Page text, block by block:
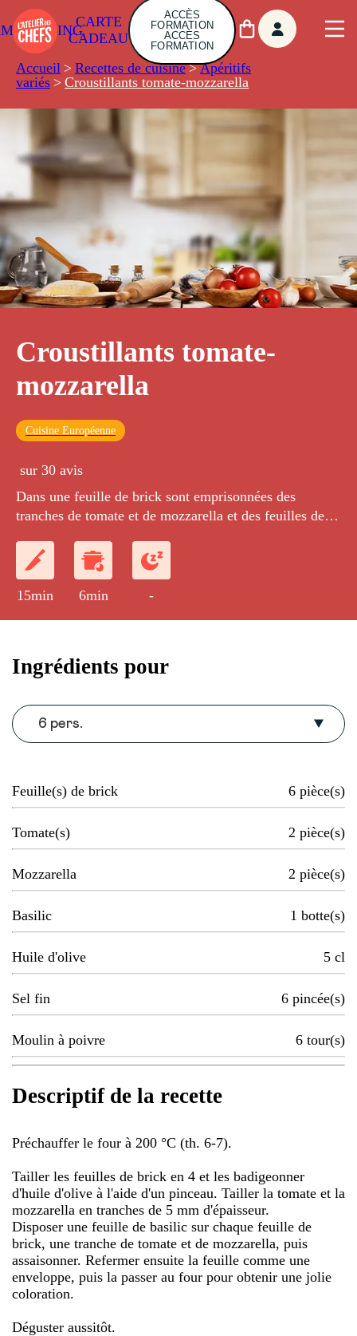
CARTE
CADEAU
ACCÈS
FORMATION
ACCÈS
FORMATION
Accueil > Recettes de cuisine > Apéritifs
variés > Croustillants tomate-mozzarella
Croustillants tomate-
mozzarella
Cuisine Européenne
sur 30 avis
Dans une feuille de brick sont emprisonnées des
tranches de tomate et de mozzarella et des feuilles de
15min 6min -
Ingrédients pour
6 pers.
Feuille(s) de brick 6 pièce(s)
Tomate(s) 2 pièce(s)
Mozzarella 2 pièce(s)
Basilic 1 botte(s)
Huile d'olive 5 cl
Sel fin 6 pincée(s)
Moulin à poivre 6 tour(s)
Descriptif de la recette
Préchauffer le four à 200 °C (th. 6-7).
Tailler les feuilles de brick en 4 et les badigeonner
d'huile d'olive à l'aide d'un pinceau. Tailler la tomate et la
mozzarella en tranches de 5 mm d'épaisseur.
Disposer une feuille de basilic sur chaque feuille de
brick, une tranche de tomate et de mozzarella, puis
assaisonner. Refermer ensuite la feuille comme une
enveloppe, puis la passer au four pour obtenir une jolie
coloration.
Déguster aussitôt.